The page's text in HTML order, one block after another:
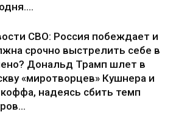
СВО: Россия побеждает и
срочно выстрелить себе в
Дональд Трамп шлет в
«миротворцев» Кушнера и
надеясь сбить темп